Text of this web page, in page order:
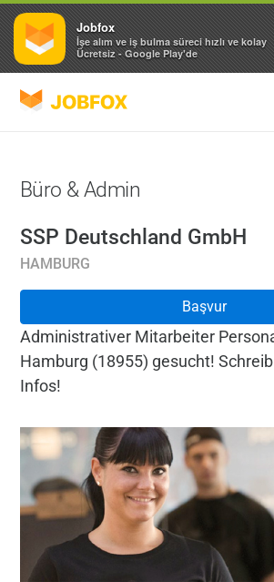
JOBFOX
Büro & Admin
SSP Deutschland GmbH
HAMBURG
Başvur
Administrativer Mitarbeiter
Hamburg (18955) gesucht!
Infos!
Jobfox
İşe alım ve iş bulma süreci hızlı ve kolay
Ücretsiz - Google Play'de